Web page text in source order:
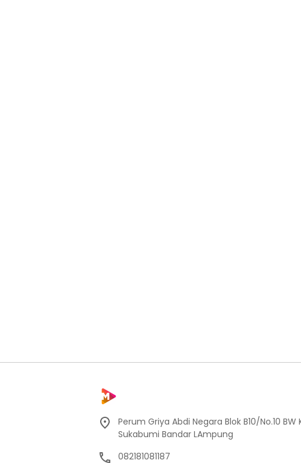
Perum Griya Abdi Negara Blok B10/No.10 BW
Sukabumi Bandar LAmpung
082181081187